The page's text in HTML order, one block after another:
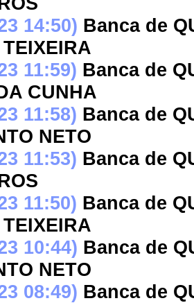
14:50) Banca de
11:59) Banca de
CUNHA
11:58) Banca de
NETO
11:53) Banca de
11:50) Banca de
10:44) Banca de
NETO
08:49) Banca de